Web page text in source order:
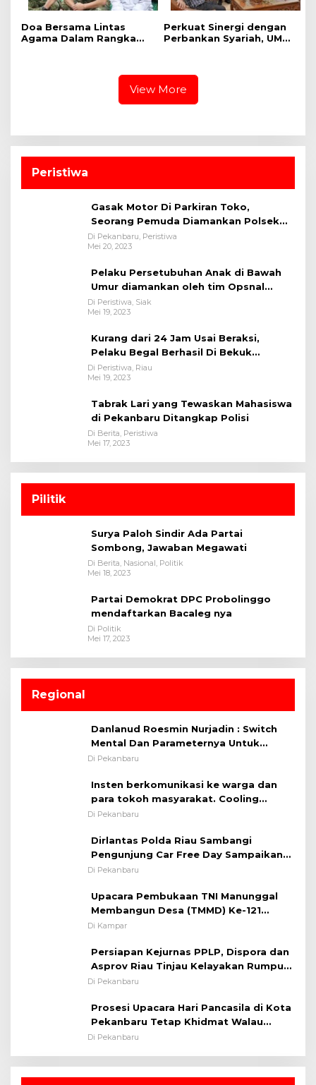
Doa Bersama Lintas
Agama Dalam Rangka
Perkuat Sinergi dengan
Perbankan Syariah, UMRI
Pegawai
View More
Peristiwa
Gasak Motor Di Parkiran Toko,
Seorang Pemuda Diamankan Polsek
Bukit Raya
Di Pekanbaru, Peristiwa
Mei 20, 2023
Pelaku Persetubuhan Anak di Bawah
Umur diamankan oleh tim Opsnal
Polsek Tualang-Polres Siak-Polda Riau
Di Peristiwa, Siak
Mei 19, 2023
Kurang dari 24 Jam Usai Beraksi,
Pelaku Begal Berhasil Di Bekuk
Satreskrim Polres Kuansing
Di Peristiwa, Riau
Mei 19, 2023
Tabrak Lari yang Tewaskan Mahasiswa
di Pekanbaru Ditangkap Polisi
Di Berita, Peristiwa
Mei 17, 2023
Pilitik
Surya Paloh Sindir Ada Partai
Sombong, Jawaban Megawati
Di Berita, Nasional, Politik
Mei 18, 2023
Partai Demokrat DPC Probolinggo
mendaftarkan Bacaleg nya
Di Politik
Mei 17, 2023
Regional
Danlanud Roesmin Nurjadin : Switch
Mental Dan Parameternya Untuk
Melaksanakan ✈
Di Pekanbaru
Insten berkomunikasi ke warga dan
para tokoh masyarakat. Cooling
System OMP LK ²024 Polsek Rumbai,
Pentingnya Memelihara dan Menjaga
Situasi Kondusif
Di Pekanbaru
Dirlantas Polda Riau Sambangi
Pengunjung Car Free Day Sampaikan
Pesan Edukasi Kamtibmas &
Di Pekanbaru
Upacara Pembukaan TNI Manunggal
Membangun Desa (TMMD) Ke-121
Kodim 0313/KPR Tahun 2024) ?
Di Kampar
Persiapan Kejurnas PPLP, Dispora dan
Asprov Riau Tinjau Kelayakan Rumput
Lapangan Sepakbola
Di Pekanbaru
Prosesi Upacara Hari Pancasila di Kota
Pekanbaru Tetap Khidmat Walau
Dalam Ruangan
Di Pekanbaru